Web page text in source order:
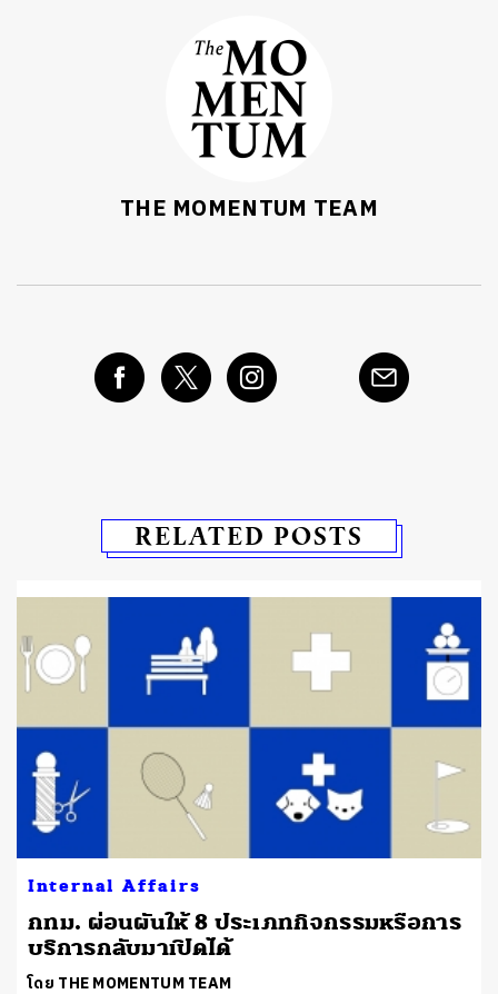
THE MOMENTUM TEAM
RELATED POSTS
Internal Affairs
กทม. ผ่อนผันให้ 8 ประเภทกิจกรรมหรือการ
บริการกลับมาเปิดได้
โดย THE MOMENTUM TEAM